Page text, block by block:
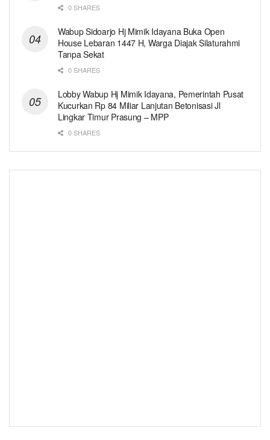
0 SHARES
Wabup Sidoarjo Hj Mimik Idayana Buka Open
House Lebaran 1447 H, Warga Diajak Silaturahmi
Tanpa Sekat
0 SHARES
Lobby Wabup Hj Mimik Idayana, Pemerintah Pusat
Kucurkan Rp 84 Miliar Lanjutan Betonisasi Jl
Lingkar Timur Prasung – MPP
0 SHARES